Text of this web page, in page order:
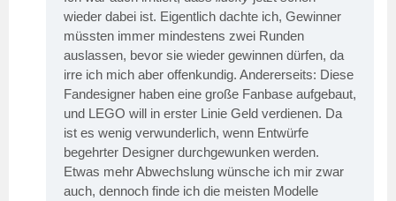
wieder dabei ist. Eigentlich dachte ich, Gewinner
müssten immer mindestens zwei Runden
auslassen, bevor sie wieder gewinnen dürfen, da
irre ich mich aber offenkundig. Andererseits: Diese
Fandesigner haben eine große Fanbase aufgebaut,
und LEGO will in erster Linie Geld verdienen. Da
ist es wenig verwunderlich, wenn Entwürfe
begehrter Designer durchgewunken werden.
Etwas mehr Abwechslung wünsche ich mir zwar
auch, dennoch finde ich die meisten Modelle